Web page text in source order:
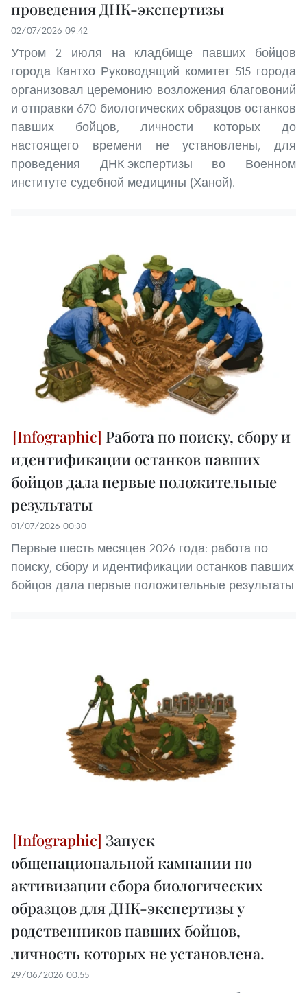
проведения ДНК-экспертизы
02/07/2026 09:42
Утром 2 июля на кладбище павших бойцов
города Кантхо Руководящий комитет 515 города
организовал церемонию возложения благовоний
и отправки 670 биологических образцов останков
павших бойцов, личности которых до
настоящего времени не установлены, для
проведения ДНК-экспертизы во Военном
институте судебной медицины (Ханой).
Работа по поиску, сбору и
идентификации останков павших
бойцов дала первые положительные
результаты
01/07/2026 00:30
Первые шесть месяцев 2026 года: работа по
поиску, сбору и идентификации останков павших
бойцов дала первые положительные результаты
Запуск
общенациональной кампании по
активизации сбора биологических
образцов для ДНК-экспертизы у
родственников павших бойцов,
личность которых не установлена.
29/06/2026 00:55